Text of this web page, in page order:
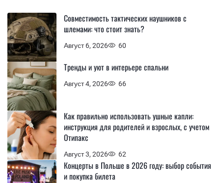
Август 6, 2026 60
Совместимость тактических наушников с
шлемами: что стоит знать?
Август 4, 2026 66
Тренды и уют в интерьере спальни
Август 3, 2026 62
Как правильно использовать ушные капли:
инструкция для родителей и взрослых, с учетом
Отипакс
Концерты в Польше в 2026 году: выбор события
и покупка билета